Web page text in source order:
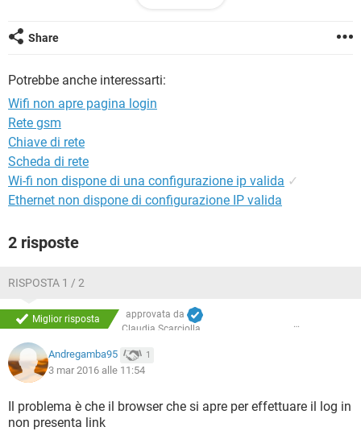
Grazie per l'attenzione.
Share
Potrebbe anche interessarti:
Wifi non apre pagina login
Rete gsm
Chiave di rete
Scheda di rete
Wi-fi non dispone di una configurazione ip valida ✓
Ethernet non dispone di configurazione IP valida
2 risposte
RISPOSTA 1 / 2
Miglior risposta
approvata da
Claudia Scarciolla
Andregamba95 1
3 mar 2016 alle 11:54
Il problema è che il browser che si apre per effettuare il log in
non presenta link